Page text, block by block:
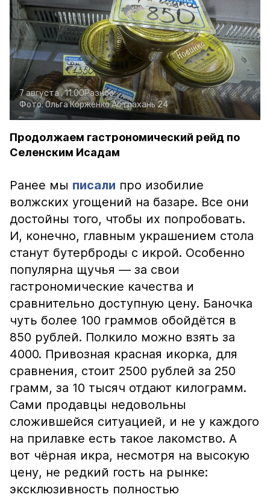
7 августа , 11:00Разное
Фото:Ольга КорженкоАстрахань 24
Продолжаем гастрономический рейд по
Селенским Исадам
Ранее мы писали про изобилие
волжских угощений на базаре. Все они
достойны того, чтобы их попробовать.
И, конечно, главным украшением стола
станут бутерброды с икрой. Особенно
популярна щучья — за свои
гастрономические качества и
сравнительно доступную цену. Баночка
чуть более 100 граммов обойдётся в
850 рублей. Полкило можно взять за
4000. Привозная красная икорка, для
сравнения, стоит 2500 рублей за 250
грамм, за 10 тысяч отдают килограмм.
Сами продавцы недовольны
сложившейся ситуацией, и не у каждого
на прилавке есть такое лакомство. А
вот чёрная икра, несмотря на высокую
цену, не редкий гость на рынке:
эксклюзивность полностью